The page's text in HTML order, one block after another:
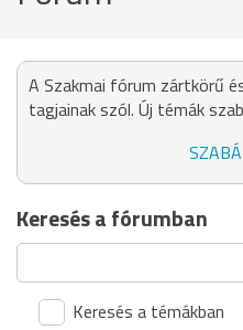
A Szakmai fórum zártkörű
tagjainak szól. Új témák
Keresés a fórumban
Keresés a témákban